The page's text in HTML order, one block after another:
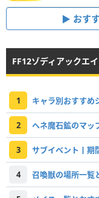
おす
FF12ゾディアックエ
1 キャラ別おすすめ
2 ヘネ魔石鉱のマッ
3 サブイベント丨期
4 召喚獣の場所一覧